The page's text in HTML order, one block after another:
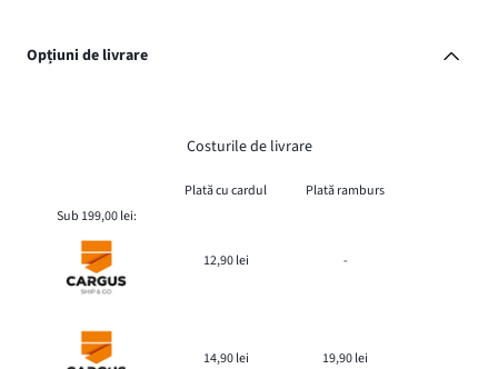
Opțiuni de livrare
Costurile de livrare
Plată cu cardul
Plată ramburs
Sub 199,00 lei:
12,90 lei -
14,90 lei 19,90 lei